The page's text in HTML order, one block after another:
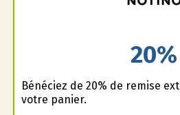
20%
Bénéficiez de 20% de remise
votre panier.